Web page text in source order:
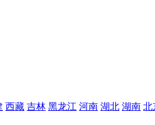
西藏 吉林 黑龙江 河南 湖北 湖南 北